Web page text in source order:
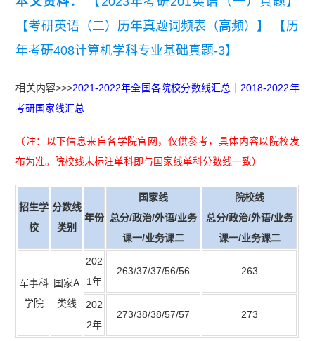
【考研英语（二）历年真题词频表（高频）】
【历
年考研408计算机学科专业基础真题-3】
相关内容>>>2021-2022年全国各院校分数线汇总
2018-2022年
考研国家线汇总
（注：以下信息来自各学院官网，仅供参考，具体内容以院校发
布为准。院校线未标注单科即与国家线单科分数线一致）
招生学
校
分数线
类别
年份
国家线
总分/政治/外语/业务
课一/业务课二
院校线
总分/政治/外语/业务
课一/业务课二
军事科
学院
国家A
类线
202
1年
263/37/37/56/56 263
202
2年
273/38/38/57/57 273